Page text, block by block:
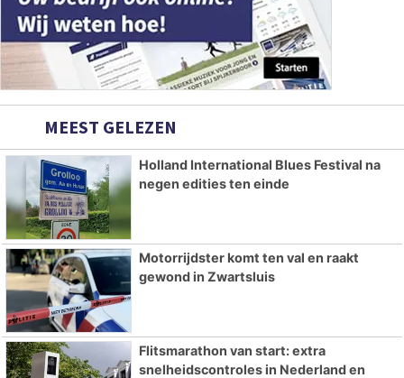
MEEST GELEZEN
Holland International Blues Festival na
negen edities ten einde
Motorrijdster komt ten val en raakt
gewond in Zwartsluis
Flitsmarathon van start: extra
snelheidscontroles in Nederland en